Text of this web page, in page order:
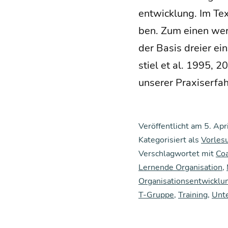
ent­wick­lung. Im
ben. Zum einen
der Basis drei­er
stiel et al. 1995,
unse­rer
Veröffentlicht am 5.
Kategorisiert als
Verschlagwortet mit
Lernende Organisation,
T-Gruppe, Training,